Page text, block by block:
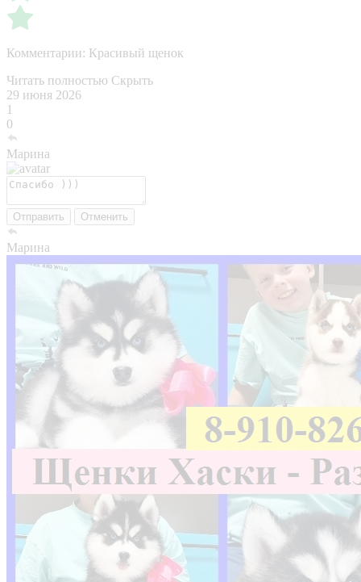
Комментарии: Красивый щенок
Читать полностью Скрыть
29 июня 2026
1
0
Марина
Отправить Отменить
Марина